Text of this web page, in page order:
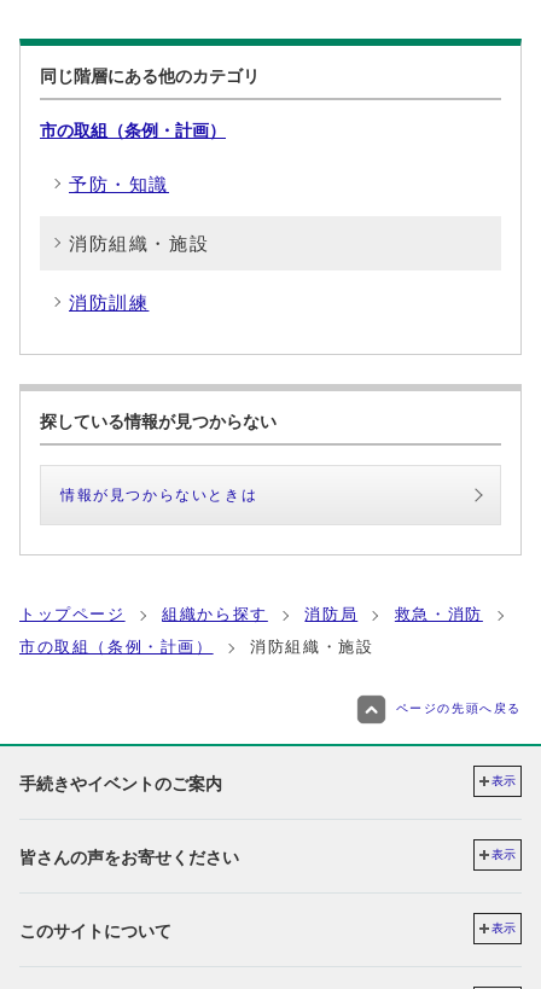
同じ階層にある他のカテゴリ
市の取組（条例・計画）
予防・知識
消防組織・施設
消防訓練
探している情報が見つからない
情報が見つからないときは
トップページ 組織から探す 消防局
救急・消防
市の取組（条例・計画）
消防組織・施設
ページの先頭へ戻る
手続きやイベントのご案内 表示
皆さんの声をお寄せください 表示
このサイトについて 表示